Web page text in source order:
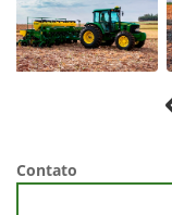
Contato